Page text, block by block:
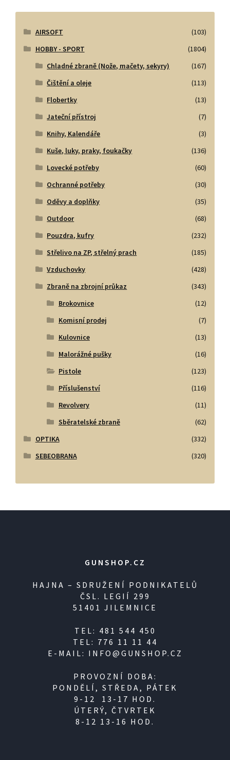
AIRSOFT
(103)
HOBBY - SPORT
(1804)
Chladné zbraně (Nože, mačety, sekyry)
(167)
Čištění a oleje
(113)
Flobertky
(13)
Jateční přístroj
(7)
Knihy, Kalendáře
(3)
Kuše, luky, praky, foukačky
(136)
Lovecké potřeby
(60)
Ochranné potřeby
(30)
Oděvy a doplňky
(35)
Outdoor
(68)
Pouzdra, kufry
(232)
Střelivo na ZP, střelný prach
(185)
Vzduchovky
(428)
Zbraně na zbrojní průkaz
(343)
Brokovnice
(12)
Komisní prodej
(7)
Kulovnice
(13)
Malorážné pušky
(16)
Pistole
(123)
Příslušenství
(116)
Revolvery
(11)
Sběratelské zbraně
(62)
OPTIKA
(332)
SEBEOBRANA
(320)
GUNSHOP.CZ
HAJNA – SDRUŽENÍ PODNIKATELŮ
ČSL. LEGIÍ 299
51401 JILEMNICE
TEL: 481 544 450
TEL: 776 11 11 44
E-MAIL: INFO@GUNSHOP.CZ
PROVOZNÍ DOBA:
PONDĚLÍ, STŘEDA, PÁTEK
9-12 13-17 HOD.
ÚTERÝ, ČTVRTEK
8-12 13-16 HOD.